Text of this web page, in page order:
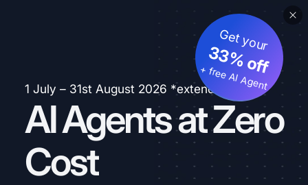
1 July – 31st August 2026 *extended
AI Agents at Zero
Cost
Get your
33% off
+ free AI Agent